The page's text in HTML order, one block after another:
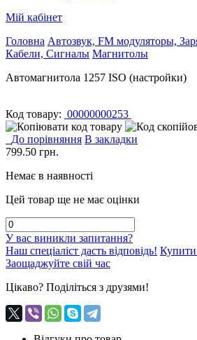
Мій кабінет
Головна Автозвук, FM модуляторы,
Кабели, Сигналы Магнитолы
Автомагнитола 1257 ISO (настройки)
Код товару: 00000000253
До порівняння В закладки
799.50 грн.
Немає в наявності
Цей товар ще не має оцінки
У вас виникли запитання?
Наш спеціаліст дасть відповідь! Купити
Заощаджуйте свій час
Цікаво? Поділіться з друзями!